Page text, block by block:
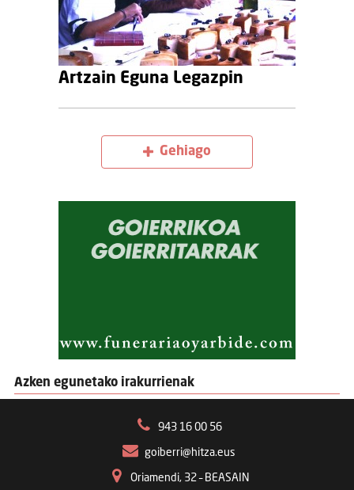
Artzain Eguna Legazpin
Gehiago
Azken egunetako irakurrienak
943 16 00 56
goiberri@hitza.eus
Oriamendi, 32 – BEASAIN